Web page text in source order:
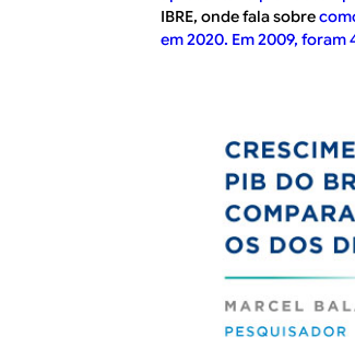
IBRE, onde fala sobre
em 2020. Em 2009, foram